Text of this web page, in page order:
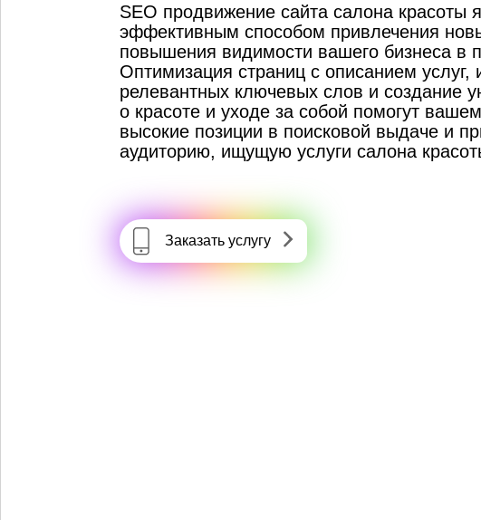
SEO продвижение сайта салона красоты
эффективным способом привлечения
повышения видимости вашего бизнеса в
Оптимизация страниц с описанием услуг,
релевантных ключевых слов и создание
о красоте и уходе за собой помогут
высокие позиции в поисковой выдаче и
аудиторию, ищущую услуги салона
Заказать услугу